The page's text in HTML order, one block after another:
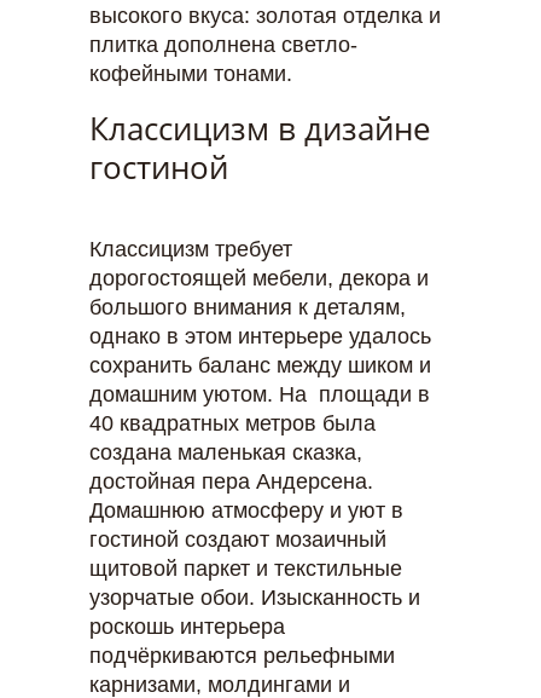
высокого вкуса: золотая отделка и
плитка дополнена светло-
кофейными тонами.
Классицизм в дизайне
гостиной
Классицизм требует
дорогостоящей мебели, декора и
большого внимания к деталям,
однако в этом интерьере удалось
сохранить баланс между шиком и
домашним уютом. На площади в
40 квадратных метров была
создана маленькая сказка,
достойная пера Андерсена.
Домашнюю атмосферу и уют в
гостиной создают мозаичный
щитовой паркет и текстильные
узорчатые обои. Изысканность и
роскошь интерьера
подчёркиваются рельефными
карнизами, молдингами и